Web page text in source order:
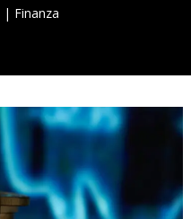
| Finanza